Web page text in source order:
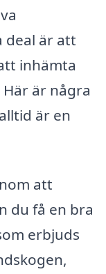
deal är att
inhämta
är några
är en
att
du få en bra
erbjuds